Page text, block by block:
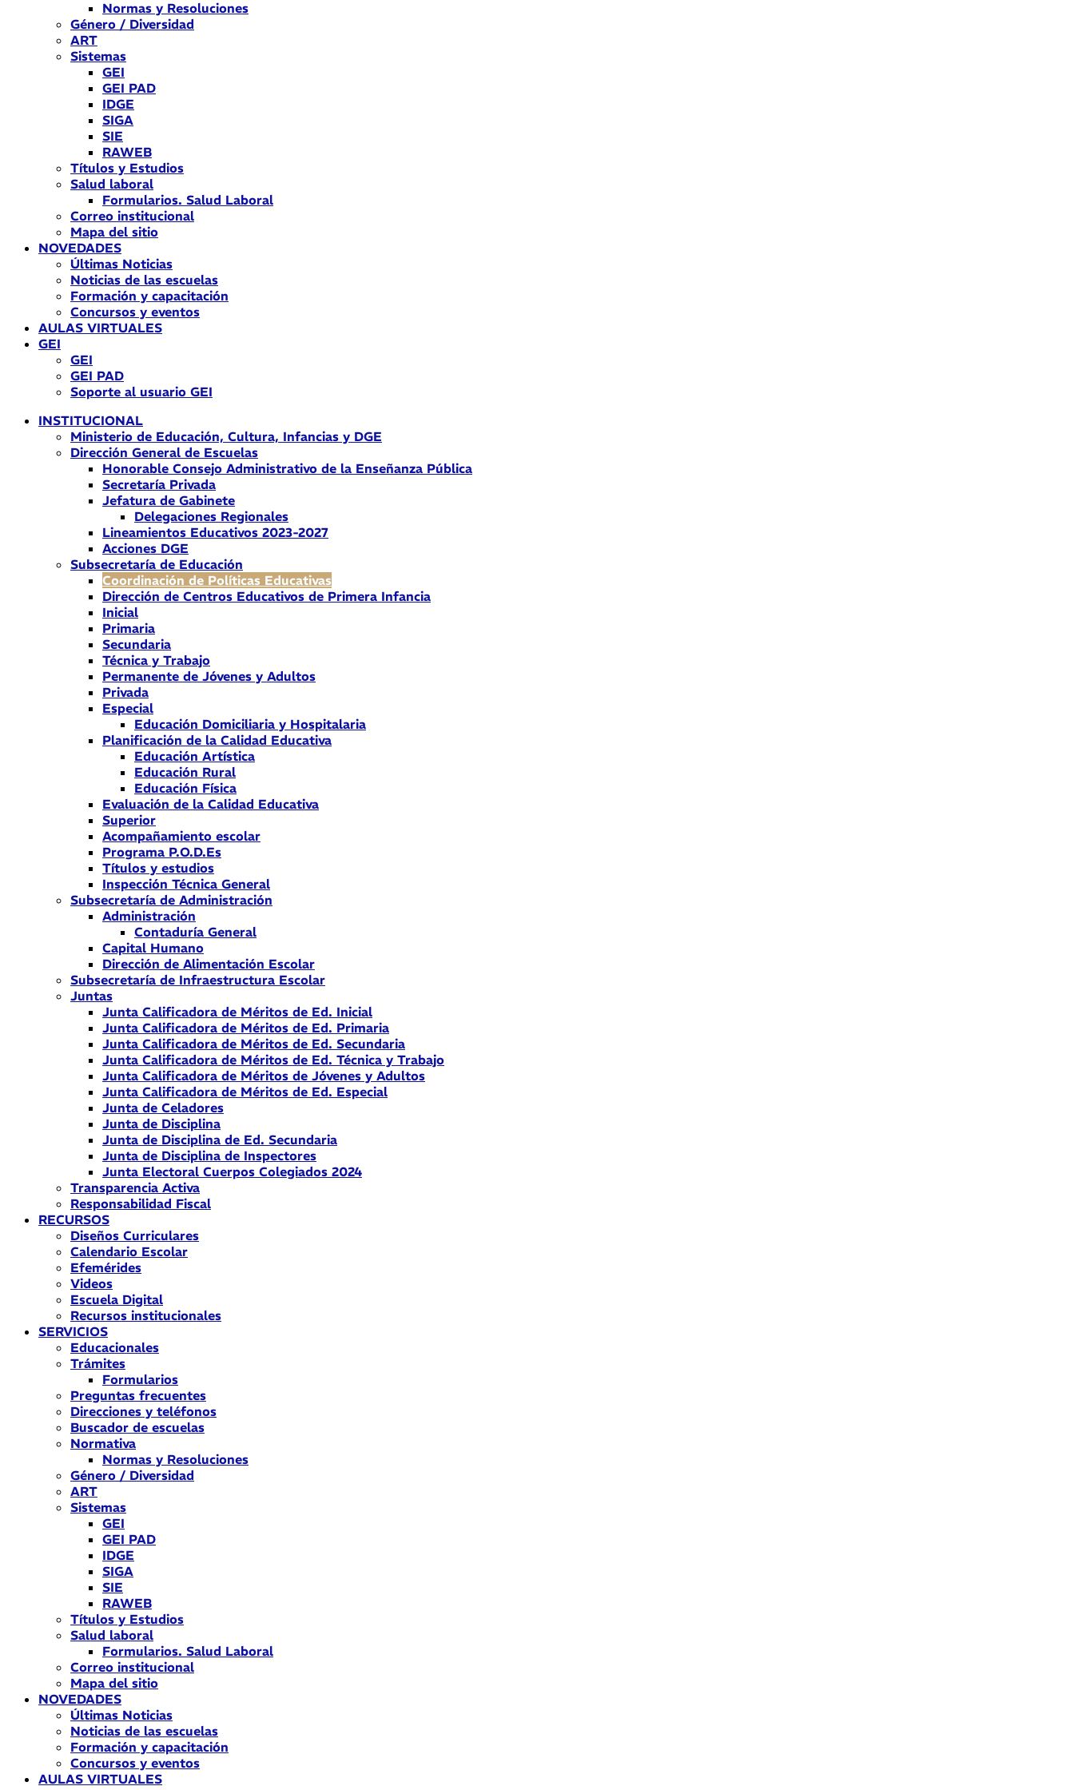
Normas y Resoluciones
Género / Diversidad
ART
Sistemas
GEI
GEI PAD
IDGE
SIGA
SIE
RAWEB
Títulos y Estudios
Salud laboral
Formularios. Salud Laboral
Correo institucional
Mapa del sitio
NOVEDADES
Últimas Noticias
Noticias de las escuelas
Formación y capacitación
Concursos y eventos
AULAS VIRTUALES
GEI
GEI
GEI PAD
Soporte al usuario GEI
INSTITUCIONAL
Ministerio de Educación, Cultura, Infancias y DGE
Dirección General de Escuelas
Honorable Consejo Administrativo de la Enseñanza Pública
Secretaría Privada
Jefatura de Gabinete
Delegaciones Regionales
Lineamientos Educativos 2023-2027
Acciones DGE
Subsecretaría de Educación
Coordinación de Políticas Educativas
Dirección de Centros Educativos de Primera Infancia
Inicial
Primaria
Secundaria
Técnica y Trabajo
Permanente de Jóvenes y Adultos
Privada
Especial
Educación Domiciliaria y Hospitalaria
Planificación de la Calidad Educativa
Educación Artística
Educación Rural
Educación Física
Evaluación de la Calidad Educativa
Superior
Acompañamiento escolar
Programa P.O.D.Es
Títulos y estudios
Inspección Técnica General
Subsecretaría de Administración
Administración
Contaduría General
Capital Humano
Dirección de Alimentación Escolar
Subsecretaría de Infraestructura Escolar
Juntas
Junta Calificadora de Méritos de Ed. Inicial
Junta Calificadora de Méritos de Ed. Primaria
Junta Calificadora de Méritos de Ed. Secundaria
Junta Calificadora de Méritos de Ed. Técnica y Trabajo
Junta Calificadora de Méritos de Jóvenes y Adultos
Junta Calificadora de Méritos de Ed. Especial
Junta de Celadores
Junta de Disciplina
Junta de Disciplina de Ed. Secundaria
Junta de Disciplina de Inspectores
Junta Electoral Cuerpos Colegiados 2024
Transparencia Activa
Responsabilidad Fiscal
RECURSOS
Diseños Curriculares
Calendario Escolar
Efemérides
Videos
Escuela Digital
Recursos institucionales
SERVICIOS
Educacionales
Trámites
Formularios
Preguntas frecuentes
Direcciones y teléfonos
Buscador de escuelas
Normativa
Normas y Resoluciones
Género / Diversidad
ART
Sistemas
GEI
GEI PAD
IDGE
SIGA
SIE
RAWEB
Títulos y Estudios
Salud laboral
Formularios. Salud Laboral
Correo institucional
Mapa del sitio
NOVEDADES
Últimas Noticias
Noticias de las escuelas
Formación y capacitación
Concursos y eventos
AULAS VIRTUALES